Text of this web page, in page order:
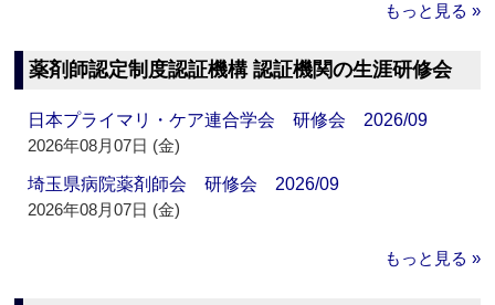
もっと見る »
薬剤師認定制度認証機構 認証機関の生涯研修会
日本プライマリ・ケア連合学会 研修会 2026/09
2026年08月07日 (金)
埼玉県病院薬剤師会 研修会 2026/09
2026年08月07日 (金)
もっと見る »